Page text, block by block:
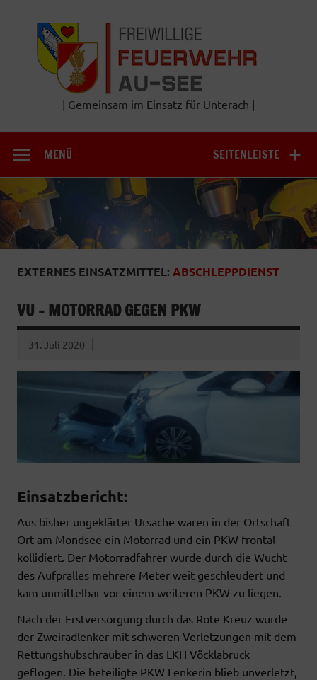
springen
| Gemeinsam im Einsatz für Unterach |
SEITENLEISTE
MENÜ
EXTERNES EINSATZMITTEL:ABSCHLEPPDIENST
VU – MOTORRAD GEGEN PKW
31. Juli 2020
Einsatzbericht:
Aus bisher ungeklärter Ursache waren in der Ortschaft
Ort am Mondsee ein Motorrad und ein PKW frontal
kollidiert. Der Motorradfahrer wurde durch die Wucht
des Aufpralles mehrere Meter weit geschleudert und
kam unmittelbar vor einem weiteren PKW zu liegen.
Nach der Erstversorgung durch das Rote Kreuz wurde
der Zweiradlenker mit schweren Verletzungen mit dem
Rettungshubschrauber in das LKH Vöcklabruck
geflogen. Die beteiligte PKW Lenkerin blieb unverletzt,